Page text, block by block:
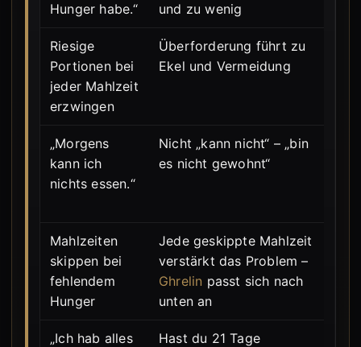
Hunger habe.“
und zu wenig
Riesige
Portionen bei
jeder Mahlzeit
erzwingen
Überforderung führt zu
Ekel und Vermeidung
„Morgens
kann ich
nichts essen.“
Nicht „kann nicht“ – „bin
es nicht gewohnt“
Mahlzeiten
skippen bei
fehlendem
Hunger
Jede geskippte Mahlzeit
verstärkt das Problem –
Ghrelin passt sich nach
unten an
„Ich hab alles
Hast du 21 Tage